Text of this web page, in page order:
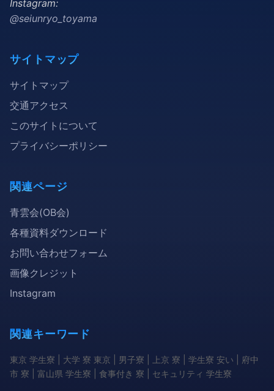
Instagram:
@seiunryo_toyama
サイトマップ
サイトマップ
交通アクセス
このサイトについて
プライバシーポリシー
関連ページ
青雲会(OB会)
各種資料ダウンロード
お問い合わせフォーム
画像クレジット
Instagram
関連キーワード
東京 学生寮 | 大学 寮 東京 | 男子寮 | 上京 寮 | 学生寮 安い | 府中
市 寮 | 富山県 学生寮 | 食事付き 寮 | セキュリティ 学生寮